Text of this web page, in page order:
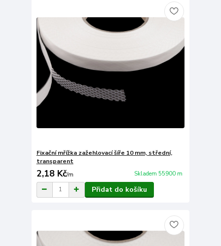
Fixační mřížka zažehlovací šíře 10 mm, střední,
transparent
2,18 Kč/m Skladem 55900 m
Přidat do košíku